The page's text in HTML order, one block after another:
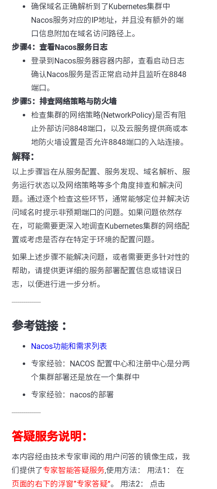
确保域名正确解析到了Kubernetes集群中
Nacos服务对应的IP地址，并且没有额外的端
口信息附加在域名访问路径上。
步骤4：查看Nacos服务日志
登录到Nacos服务器容器内部，查看启动日志
确认Nacos服务是否正常启动并且监听在8848
端口。
步骤5：排查网络策略与防火墙
检查集群的网络策略(NetworkPolicy)是否有阻
止外部访问8848端口，以及云服务提供商或本
地防火墙设置是否允许8848端口的入站连接。
解释：
以上步骤旨在从服务配置、服务发现、域名解析、服
务运行状态以及网络策略等多个角度排查和解决问
题。通过逐个检查这些环节，通常能够定位并解决访
问域名时提示非预期端口的问题。如果问题依然存
在，可能需要更深入地调查Kubernetes集群的网络配
置或考虑是否存在特定于环境的配置问题。
如果上述步骤不能解决问题，或者需要更多针对性的
帮助，请提供更详细的服务部署配置信息或错误日
志，以便进行进一步分析。
---------------
参考链接 ：
Nacos功能和需求列表
专家经验：NACOS 配置中心和注册中心是分两
个集群部署还是放在一个集群中
专家经验：nacos的部署
---------------
答疑服务说明：
本内容经由技术专家审阅的用户问答的镜像生成，我
们提供了专家智能答疑服务,使用方法： 用法1： 在
页面的右下的浮窗”专家答疑“。 用法2： 点击